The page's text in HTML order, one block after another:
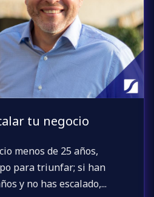
tu negocio
menos de 25 años,
para triunfar; si han
y no has escalado,...